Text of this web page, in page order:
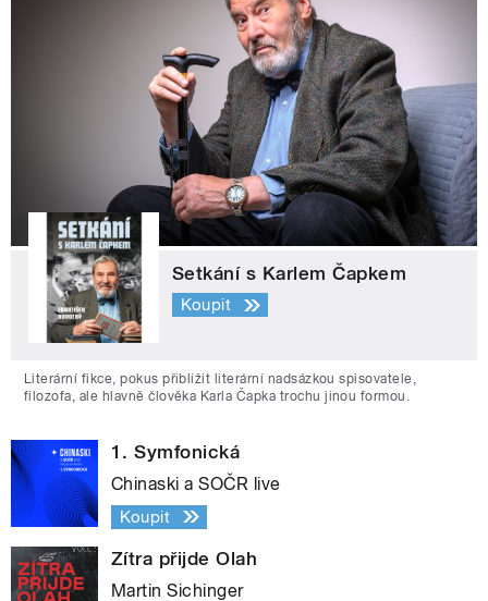
Setkání s Karlem Čapkem
Koupit
Literární fikce, pokus přiblížit literární nadsázkou spisovatele,
filozofa, ale hlavně člověka Karla Čapka trochu jinou formou.
1. Symfonická
Chinaski a SOČR live
Koupit
Zítra přijde Olah
Martin Sichinger